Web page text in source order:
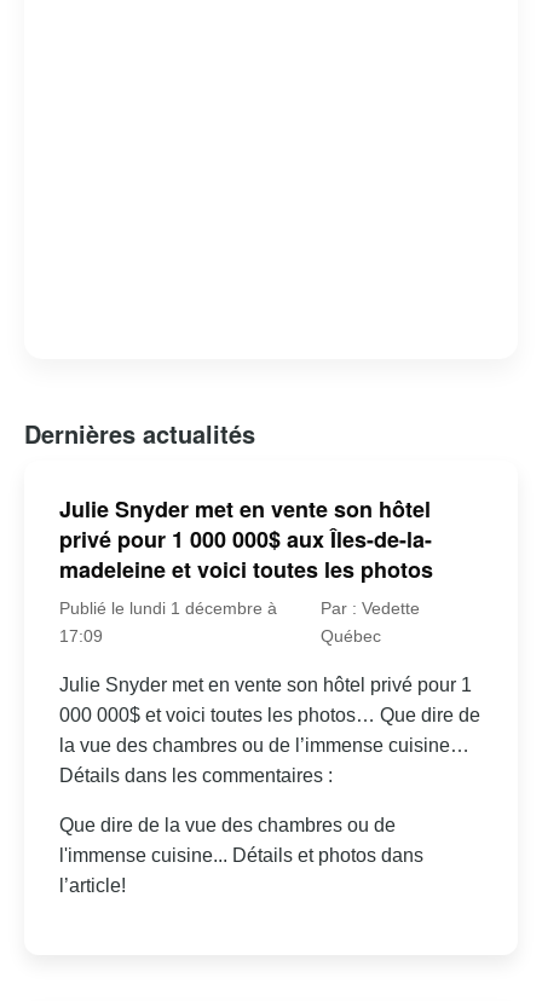
Dernières actualités
Julie Snyder met en vente son hôtel
privé pour 1 000 000$ aux Îles-de-la-
madeleine et voici toutes les photos
Publié le lundi 1 décembre à
17:09
Par : Vedette
Québec
Julie Snyder met en vente son hôtel privé pour 1
000 000$ et voici toutes les photos… Que dire de
la vue des chambres ou de l’immense cuisine…
Détails dans les commentaires :
Que dire de la vue des chambres ou de
l'immense cuisine... Détails et photos dans
l’article!